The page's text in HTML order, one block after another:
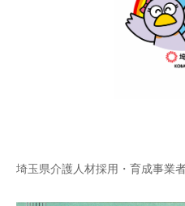
埼玉県介護人材採用・育成事業